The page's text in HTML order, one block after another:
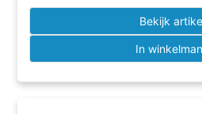
Bekijk
In